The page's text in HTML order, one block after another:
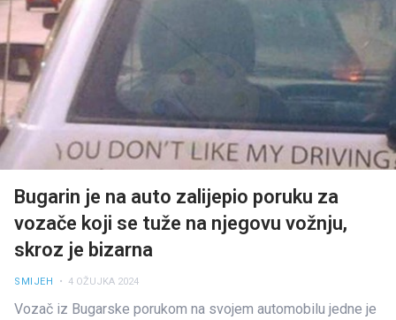
Bugarin je na auto zalijepio poruku za
vozače koji se tuže na njegovu vožnju,
skroz je bizarna
SMIJEH • 4 OŽUJKA 2024
Vozač iz Bugarske porukom na svojem automobilu jedne je